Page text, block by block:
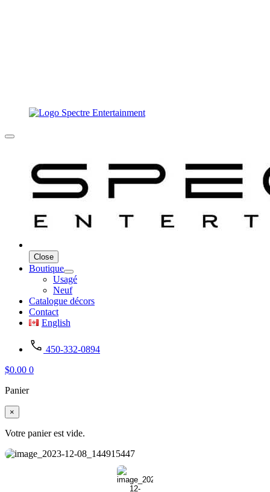
Close
Boutique
Usagé
Neuf
Catalogue décors
Contact
English
450-332-0894
$0.00 0
Panier
×
Votre panier est vide.